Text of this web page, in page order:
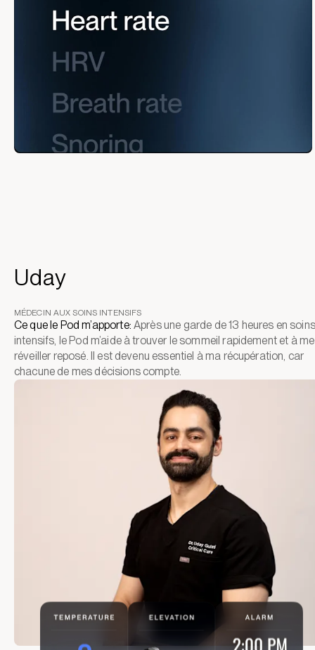
Uday
MÉDECIN AUX SOINS INTENSIFS
Ce que le Pod m’apporte: Après une garde de 13 heures en soins
intensifs, le Pod m’aide à trouver le sommeil rapidement et à me
réveiller reposé. Il est devenu essentiel à ma récupération, car
chacune de mes décisions compte.